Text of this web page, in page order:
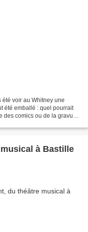
été voir au Whitney une
été emballé : quel pourrait
des comics ou de la gravure
à Bastille